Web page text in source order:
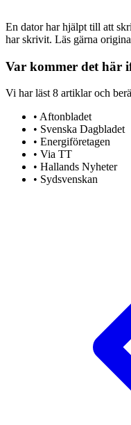
En dator har hjälpt till att
har skrivit. Läs gärna
Var kommer det här
Vi har läst 8 artiklaroch
• Aftonbladet
• Svenska Dagbladet
• Energiföretagen
• Via TT
• Hallands Nyheter
• Sydsvenskan